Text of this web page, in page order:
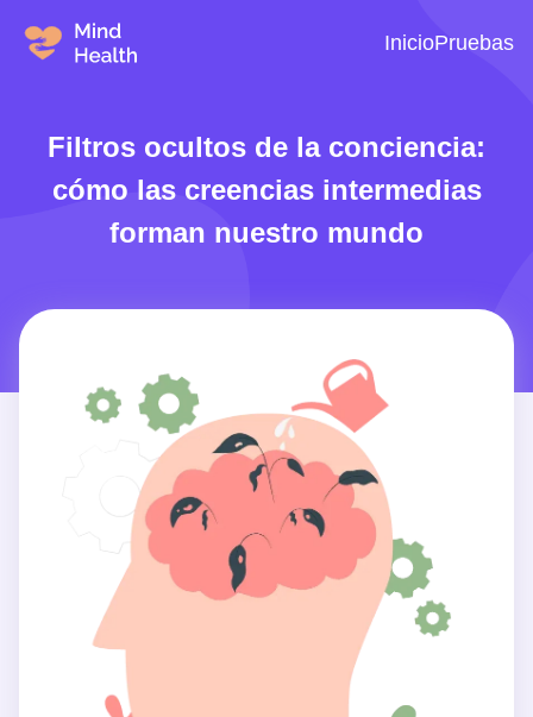
InicioPruebas
Filtros ocultos de la conciencia:
cómo las creencias intermedias
forman nuestro mundo